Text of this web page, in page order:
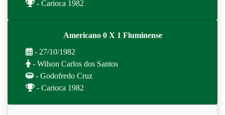
- Carioca 1982
Americano 0 X 1 Fluminense
- 27/10/1982
- Wilson Carlos dos Santos
- Godofredo Cruz
- Carioca 1982